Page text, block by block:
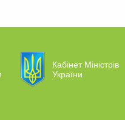
Кабінет Міністрів
України